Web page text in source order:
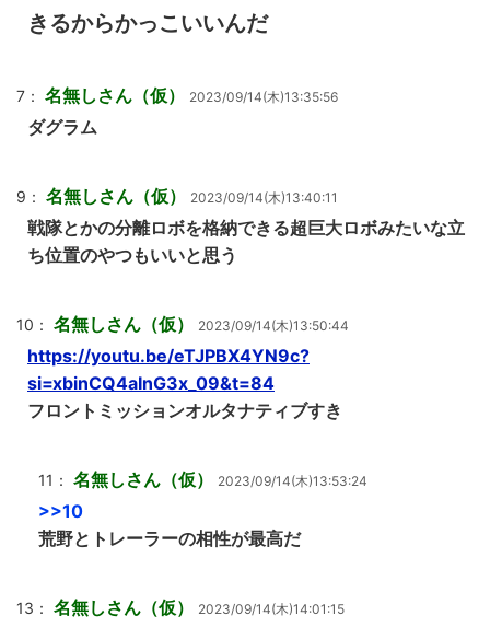
きるからかっこいいんだ
7： 名無しさん（仮） 2023/09/14(木)13:35:56
ダグラム
9： 名無しさん（仮） 2023/09/14(木)13:40:11
戦隊とかの分離ロボを格納できる超巨大ロボみたいな立
ち位置のやつもいいと思う
10： 名無しさん（仮） 2023/09/14(木)13:50:44
https://youtu.be/eTJPBX4YN9c?
si=xbinCQ4aInG3x_09&t=84
フロントミッションオルタナティブすき
11： 名無しさん（仮） 2023/09/14(木)13:53:24
>>10
荒野とトレーラーの相性が最高だ
13： 名無しさん（仮） 2023/09/14(木)14:01:15